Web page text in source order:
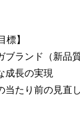
標】
ランド（新品
長の実現
たり前の見直し